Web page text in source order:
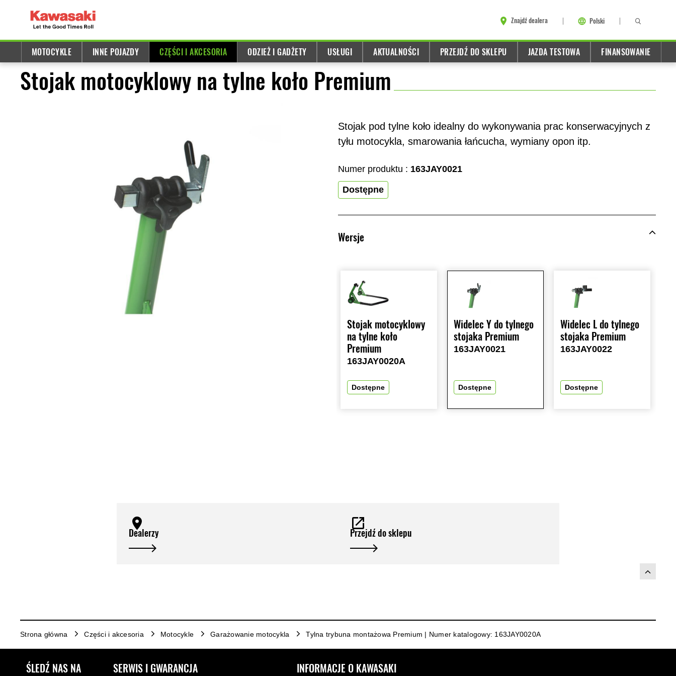
Znajdź dealera Polski
MOTOCYKLE INNE POJAZDY CZĘŚCI I AKCESORIA ODZIEŻ I GADŻETY USŁUGI AKTUALNOŚCI PRZEJDŹ DO SKLEPU JAZDA TESTOWA FINANSOWANIE
Stojak motocyklowy na tylne koło Premium
Stojak pod tylne koło idealny do wykonywania prac konserwacyjnych z
tyłu motocykla, smarowania łańcucha, wymiany opon itp.
Numer produktu : 163JAY0021
Dostępne
Wersje
Stojak motocyklowy
na tylne koło
Premium
163JAY0020A
Dostępne
Widelec Y do tylnego
stojaka Premium
163JAY0021
Dostępne
Widelec L do tylnego
stojaka Premium
163JAY0022
Dostępne
Dealerzy Przejdź do sklepu
Strona główna Części i akcesoria Motocykle Garażowanie motocykla Tylna trybuna montażowa Premium | Numer katalogowy: 163JAY0020A
ŚLEDŹ NAS NA SERWIS I GWARANCJA INFORMACJE O KAWASAKI